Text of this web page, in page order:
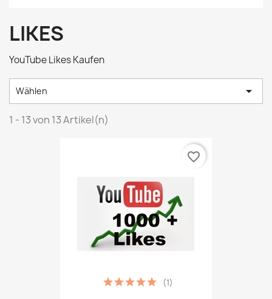
LIKES
YouTube Likes Kaufen
Wählen 
1 - 13 von 13 Artikel(n)
(1)
favorite_border